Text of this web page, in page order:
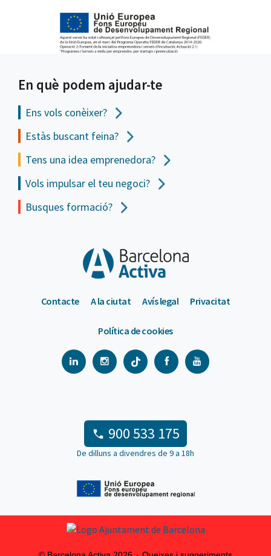
En què podem ajudar-te
Ens vols conèixer?
Estàs buscant feina?
Tens una idea emprenedora?
Vols impulsar el teu negoci?
Busques formació?
Contacte A la ciutat Avís legal Privacitat
Política de cookies
900 533 175
De dilluns a divendres de 9 a 18h